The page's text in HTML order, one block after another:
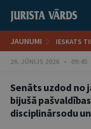
JAUNUMI IESKATS
26. JŪNIJS 2026 • 09:45
Senāts uzdod
bijušā
disciplinārsodu